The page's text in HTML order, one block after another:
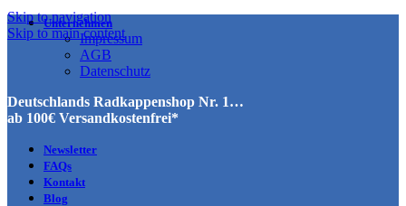
Skip to navigation
Skip to main content
Unternehmen
Impressum
AGB
Datenschutz
Deutschlands Radkappenshop Nr. 1…
ab 100€ Versandkostenfrei*
Newsletter
FAQs
Kontakt
Blog